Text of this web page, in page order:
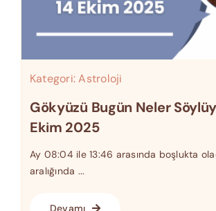
Kategori:Astroloji
Gökyüzü Bugün Neler
Ekim 2025
Ay 08:04 ile 13:46 arasında boşlukta
aralığında ...
Devamı